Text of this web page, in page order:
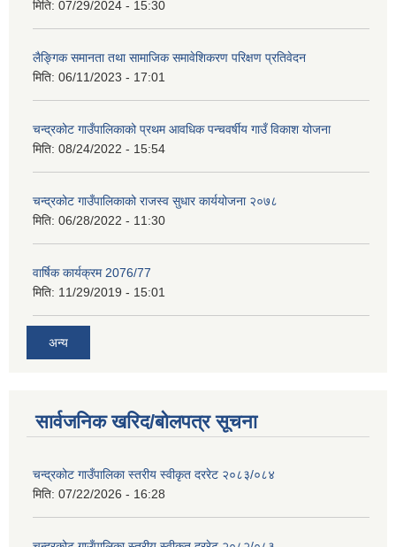
मिति: 07/29/2024 - 15:30
लैङ्गिक समानता तथा सामाजिक समावेशिकरण परिक्षण प्रतिवेदन
मिति: 06/11/2023 - 17:01
चन्द्रकोट गाउँपालिकाको प्रथम आवधिक पन्चवर्षीय गाउँ विकाश योजना
मिति: 08/24/2022 - 15:54
चन्द्रकोट गाउँपालिकाको राजस्व सुधार कार्ययोजना २०७८
मिति: 06/28/2022 - 11:30
वार्षिक कार्यक्रम 2076/77
मिति: 11/29/2019 - 15:01
अन्य
सार्वजनिक खरिद/बोलपत्र सूचना
चन्द्रकोट गाउँपालिका स्तरीय स्वीकृत दररेट २०८३/०८४
मिति: 07/22/2026 - 16:28